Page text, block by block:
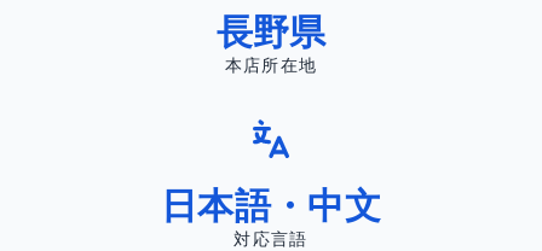
長野県
本店所在地
日本語・中文
対応言語